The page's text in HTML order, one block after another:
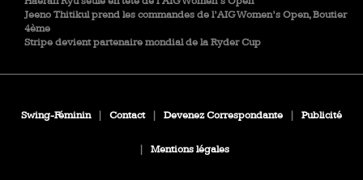
Jeeno Thitikul prend les commandes de l’AIG Women’s Open, Boutier
4ème
Stripe devient partenaire mondial de la Ryder Cup
Swing-Féminin | Contact | Devenez Correspondante | Publicité
| Mentions légales